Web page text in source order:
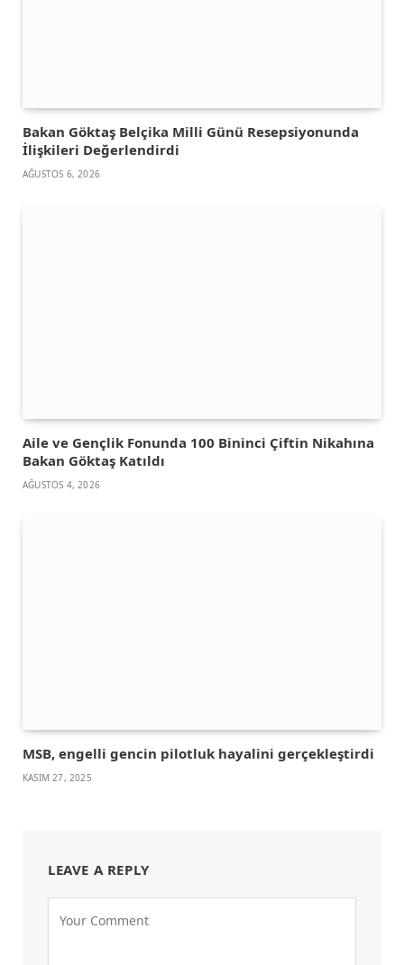
Bakan Göktaş Belçika Milli Günü Resepsiyonunda
İlişkileri Değerlendirdi
AĞUSTOS 6, 2026
Aile ve Gençlik Fonunda 100 Bininci Çiftin Nikahına
Bakan Göktaş Katıldı
AĞUSTOS 4, 2026
MSB, engelli gencin pilotluk hayalini gerçekleştirdi
KASIM 27, 2025
LEAVE A REPLY